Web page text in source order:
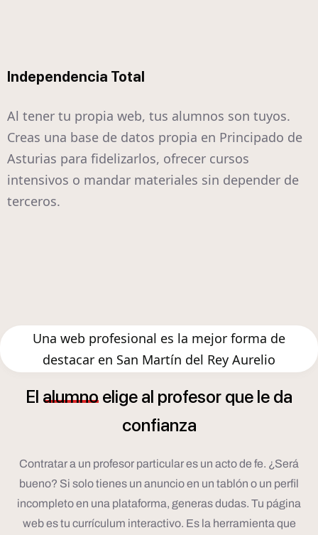
Independencia Total
Al tener tu propia web, tus alumnos son tuyos.
Creas una base de datos propia en Principado de
Asturias para fidelizarlos, ofrecer cursos
intensivos o mandar materiales sin depender de
terceros.
Una web profesional es la mejor forma de
destacar en San Martín del Rey Aurelio
El alumno elige al profesor que le da
confianza
Contratar a un profesor particular es un acto de fe. ¿Será
bueno? Si solo tienes un anuncio en un tablón o un perfil
incompleto en una plataforma, generas dudas. Tu página
web es tu currículum interactivo. Es la herramienta que